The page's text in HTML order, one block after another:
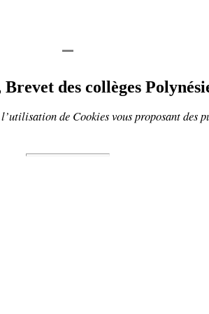
des collèges
l’utilisation de Cookiesvous proposantdes